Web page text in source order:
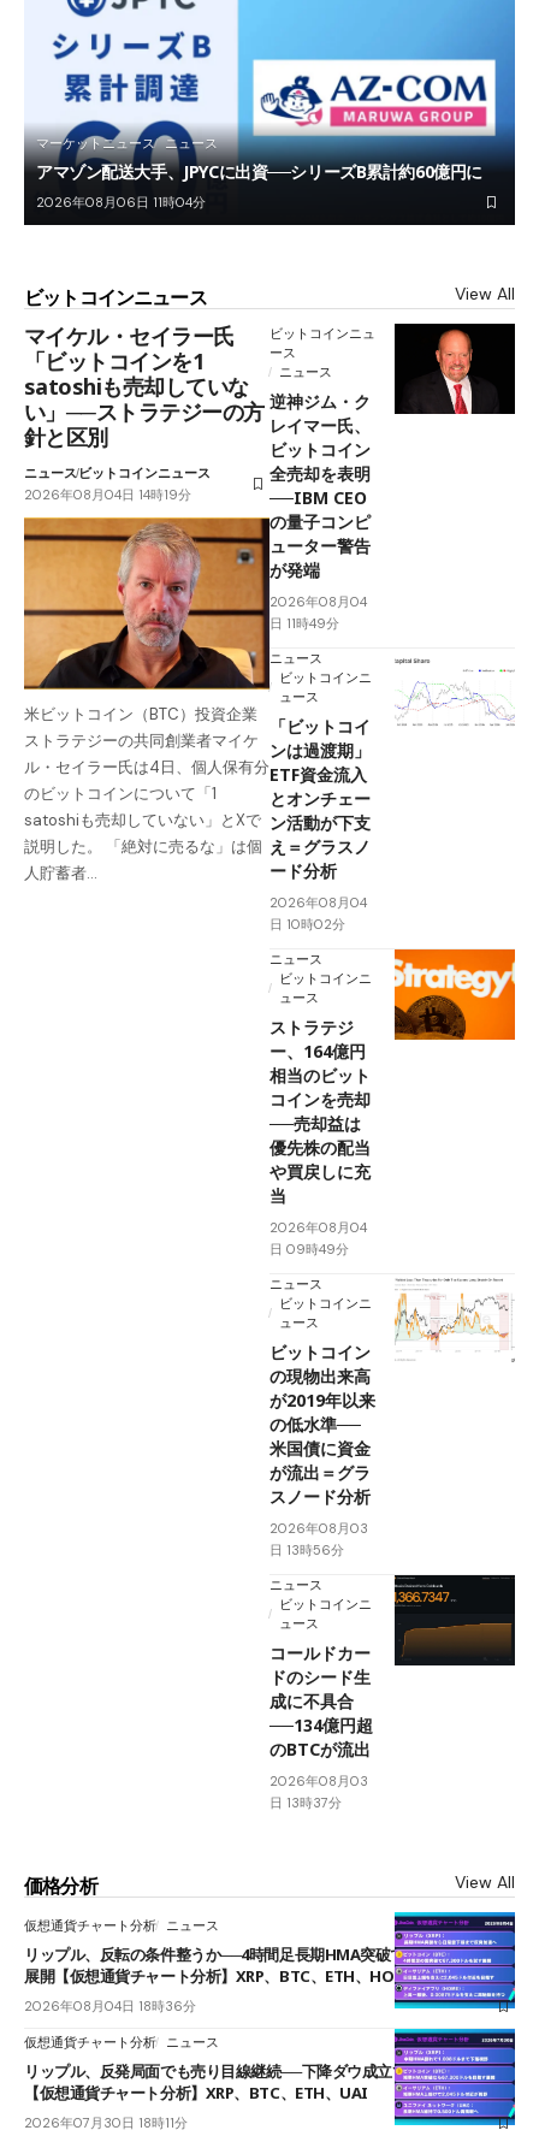
マーケットニュース ニュース
アマゾン配送大手、JPYCに出資──シリーズB累計約60億円に
2026年08月06日 11時04分
ビットコインニュース View All
マイケル・セイラー氏
「ビットコインを1
satoshiも売却していな
い」──ストラテジーの方
針と区別
ニュースビットコインニュース
2026年08月04日 14時19分
米ビットコイン（BTC）投資企業
ストラテジーの共同創業者マイケ
ル・セイラー氏は4日、個人保有分
のビットコインについて「1
satoshiも売却していない」とXで
説明した。 「絶対に売るな」は個
人貯蓄者…
ビットコインニュ
ース
ニュース
逆神ジム・ク
レイマー氏、
ビットコイン
全売却を表明
──IBM CEO
の量子コンピ
ューター警告
が発端
2026年08月04
日 11時49分
ニュース
ビットコインニ
ュース
「ビットコイ
ンは過渡期」
ETF資金流入
とオンチェー
ン活動が下支
え＝グラスノ
ード分析
2026年08月04
日 10時02分
ニュース
ビットコインニ
ュース
ストラテジ
ー、164億円
相当のビット
コインを売却
──売却益は
優先株の配当
や買戻しに充
当
2026年08月04
日 09時49分
ニュース
ビットコインニ
ュース
ビットコイン
の現物出来高
が2019年以来
の低水準──
米国債に資金
が流出＝グラ
スノード分析
2026年08月03
日 13時56分
ニュース
ビットコインニ
ュース
コールドカー
ドのシード生
成に不具合
──134億円超
のBTCが流出
2026年08月03
日 13時37分
価格分析 View All
仮想通貨チャート分析 ニュース
リップル、反転の条件整うか──4時間足長期HMA突破で雲下端を目指す
展開【仮想通貨チャート分析】XRP、BTC、ETH、HOME
2026年08月04日 18時36分
仮想通貨チャート分析 ニュース
リップル、反発局面でも売り目線継続──下降ダウ成立で下値追う展開
【仮想通貨チャート分析】XRP、BTC、ETH、UAI
2026年07月30日 18時11分